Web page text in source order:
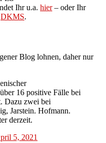
Ihr u.a. hier– oder Ihr
DKMS.
Blog lohnen, daher nur
16 positive Fälle bei
Dazu zwei bei
Jarstein. Hofmann.
derzeit.
5, 2021